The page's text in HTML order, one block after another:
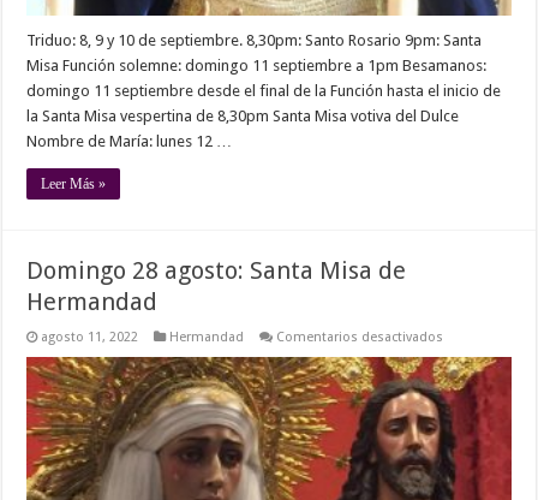
Triduo: 8, 9 y 10 de septiembre. 8,30pm: Santo Rosario 9pm: Santa
Misa Función solemne: domingo 11 septiembre a 1pm Besamanos:
domingo 11 septiembre desde el final de la Función hasta el inicio de
la Santa Misa vespertina de 8,30pm Santa Misa votiva del Dulce
Nombre de María: lunes 12 …
Leer Más »
Domingo 28 agosto: Santa Misa de
Hermandad
agosto 11, 2022 Hermandad Comentarios desactivados
28
agosto:
Santa
Misa
de
Hermandad